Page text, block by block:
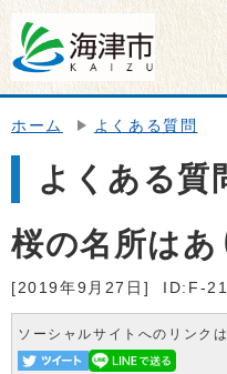
ホーム よくある質問
よくある質
桜の名所は
[2019年9月27日] ID:F-
ソーシャルサイトへのリンク